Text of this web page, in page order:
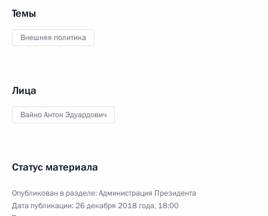
Темы
Внешняя политика
Лица
Вайно Антон Эдуардович
Статус материала
Опубликован в разделе:Администрация Президента
Дата публикации:26 декабря 2018 года, 18:00